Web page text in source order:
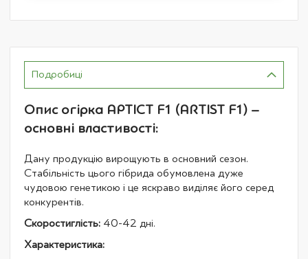
Подробиці
Опис огірка АРТІСТ F1 (ARTIST F1) –
основні властивості:
Дану продукцію вирощують в основний сезон.
Стабільність цього гібрида обумовлена дуже
чудовою генетикою і це яскраво виділяє його серед
конкурентів.
Скоростиглість: 40-42 дні.
Характеристика: